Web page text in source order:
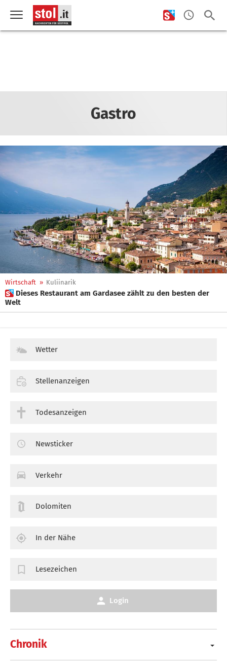
Gastro
Wirtschaft » Kuliinarik
 Dieses Restaurant am Gardasee zählt zu den besten der
Welt
Chronik
Wetter
Stellenanzeigen
Todesanzeigen
Newsticker
Verkehr
Dolomiten
In der Nähe
Lesezeichen
Login